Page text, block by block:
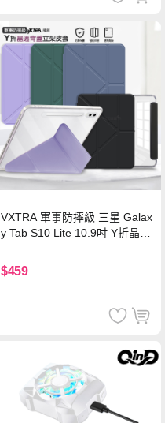
VXTRA 軍事防摔級 三星 Galax
y Tab S10 Lite 10.9吋 Y折晶透
$459